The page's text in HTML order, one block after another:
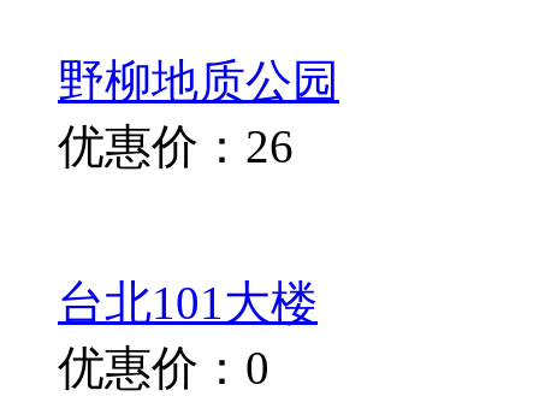
野柳地质公园
优惠价：26
台北101大楼
优惠价：0